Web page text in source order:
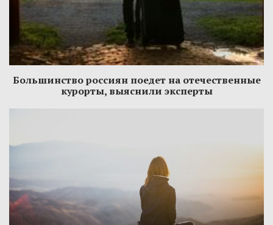
Большинство россиян поедет на отечественные
курорты, выяснили эксперты